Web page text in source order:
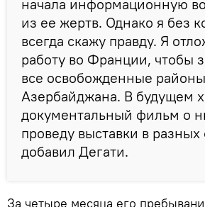
начала информационную
из ее жертв. Однако я без
всегда скажу правду. Я
работу во Франции, чтобы
все освобожденные районы
Азербайджана. В будущем
документальный фильм о
проведу выставки в разных
добавил Дегати.
За четыре месяца его